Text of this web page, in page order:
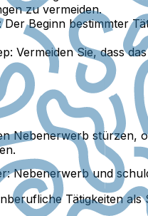
zu vermeiden.
Der Beginn bestimmter
Vermeiden Sie, dass
Nebenerwerb stürzen,
Nebenerwerb und
Tätigkeiten